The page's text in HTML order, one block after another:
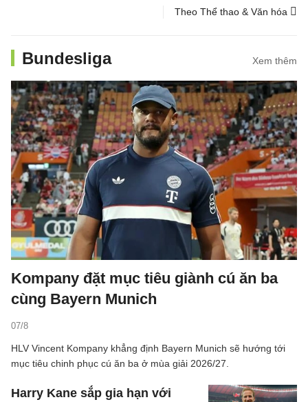
Theo Thể thao & Văn hóa
Bundesliga Xem thêm
Kompany đặt mục tiêu giành cú ăn ba
cùng Bayern Munich
07/8
HLV Vincent Kompany khẳng định Bayern Munich sẽ hướng tới
mục tiêu chinh phục cú ăn ba ở mùa giải 2026/27.
Harry Kane sắp gia hạn với